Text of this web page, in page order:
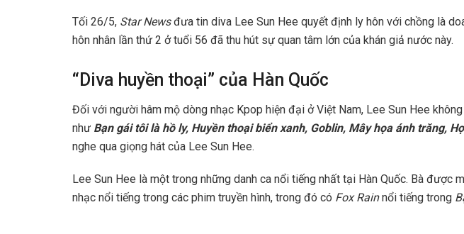
Tối 26/5, Star Newsđưa tin diva Lee Sun Hee quyết định ly hôn với chồng là
hôn nhân lần thứ 2 ở tuổi 56 đã thu hút sự quan tâm lớn của khán giả nước này.
“Diva huyền thoại” của Hàn Quốc
Đối với người hâm mộ dòng nhạc Kpop hiện đại ở Việt Nam, Lee Sun Hee
như Bạn gái tôi là hồ ly, Huyền thoại biển xanh, Goblin, Mây họa ánh trăng,
nghe qua giọng hát của Lee Sun Hee.
Lee Sun Hee là một trong những danh ca nổi tiếng nhất tại Hàn Quốc. Bà được
nhạc nổi tiếng trong các phim truyền hình, trong đó có Fox Rainnổi tiếng trong